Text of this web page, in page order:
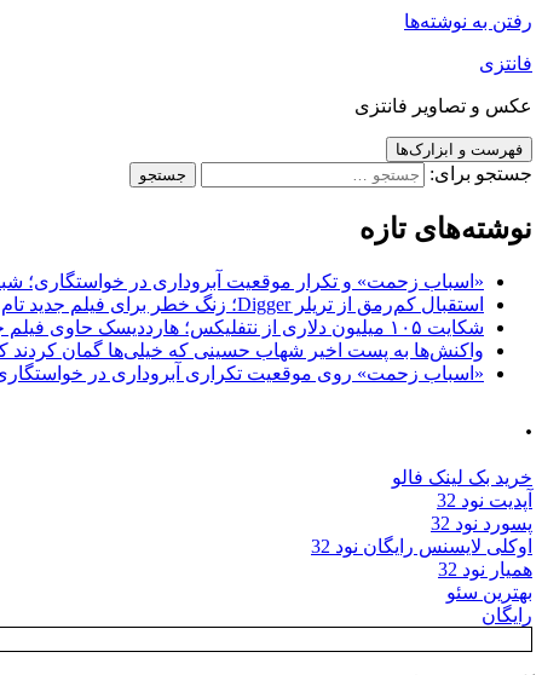
رفتن به نوشته‌ها
فانتزی
عکس و تصاویر فانتزی
فهرست و ابزارک‌ها
جستجو برای:
نوشته‌های تازه
«اسباب زحمت» و تکرار موقعیت آبروداری در خواستگاری؛ شباهت به «پایتخت7»
استقبال کم‌رمق از تریلر Digger؛ زنگ خطر برای فیلم جدید تام کروز و برادران وارنر
شکایت ۱۰۵ میلیون دلاری از نتفلیکس؛ هارددیسک حاوی فیلم جدید نیکلاس کیج به سرقت رفت
واکنش‌ها به پست اخیر شهاب حسینی که خیلی‌ها گمان کردند
«اسباب زحمت» روی موقعیت تکراری آبروداری در خواستگاری دست
.
خرید بک لینک فالو
آپدیت نود 32
پسورد نود 32
اوکلی لایسنس رایگان نود 32
همیار نود 32
بهترین سئو
رایگان